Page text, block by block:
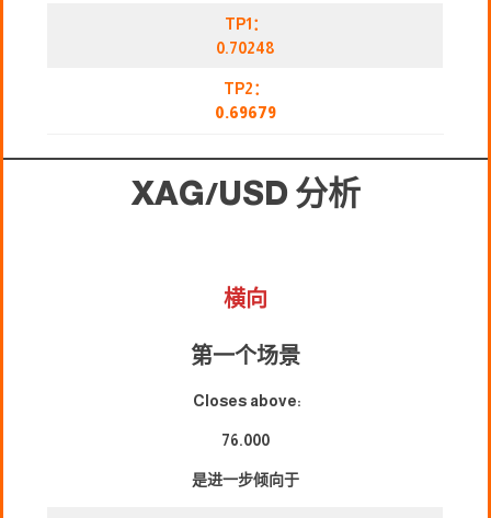
TP1：
0.70248
TP2：
0.69679
XAG/USD 分析
横向
第一个场景
Closes above:
76.000
是进一步倾向于